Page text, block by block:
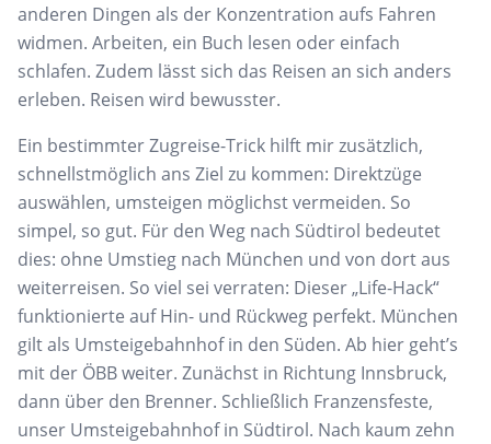
anderen Dingen als der Konzentration aufs Fahren
widmen. Arbeiten, ein Buch lesen oder einfach
schlafen. Zudem lässt sich das Reisen an sich anders
erleben. Reisen wird bewusster.
Ein bestimmter Zugreise-Trick hilft mir zusätzlich,
schnellstmöglich ans Ziel zu kommen: Direktzüge
auswählen, umsteigen möglichst vermeiden. So
simpel, so gut. Für den Weg nach Südtirol bedeutet
dies: ohne Umstieg nach München und von dort aus
weiterreisen. So viel sei verraten: Dieser „Life-Hack“
funktionierte auf Hin- und Rückweg perfekt. München
gilt als Umsteigebahnhof in den Süden. Ab hier geht’s
mit der ÖBB weiter. Zunächst in Richtung Innsbruck,
dann über den Brenner. Schließlich Franzensfeste,
unser Umsteigebahnhof in Südtirol. Nach kaum zehn